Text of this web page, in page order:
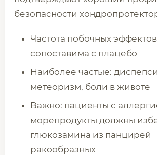
безопасности
Частота побочных эффектов
сопоставима с плацебо
Наиболее частые:
метеоризм, боли в животе
Важно: пациенты с
морепродукты должны
глюкозамина из панцирей
ракообразных